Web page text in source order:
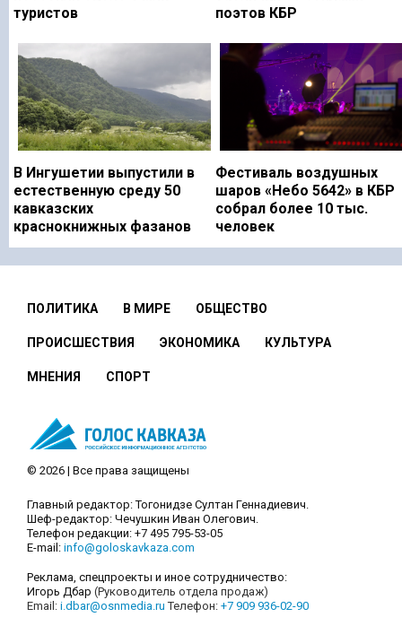
туристов
поэтов КБР
В Ингушетии выпустили в
естественную среду 50
кавказских
краснокнижных фазанов
Фестиваль воздушных
шаров «Небо 5642» в КБР
собрал более 10 тыс.
человек
ПОЛИТИКА В МИРЕ ОБЩЕСТВО
ПРОИСШЕСТВИЯ ЭКОНОМИКА КУЛЬТУРА
МНЕНИЯ СПОРТ
© 2026 | Все права защищены
Главный редактор: Тогонидзе Султан Геннадиевич.
Шеф-редактор: Чечушкин Иван Олегович.
Телефон редакции: +7 495 795-53-05
E-mail: info@goloskavkaza.com
Реклама, спецпроекты и иное сотрудничество:
Игорь Дбар (Руководитель отдела продаж)
Email: i.dbar@osnmedia.ru Телефон: +7 909 936-02-90